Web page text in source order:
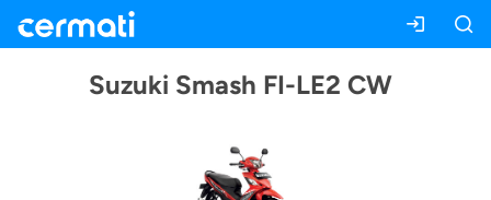
Suzuki Smash FI-LE2 CW